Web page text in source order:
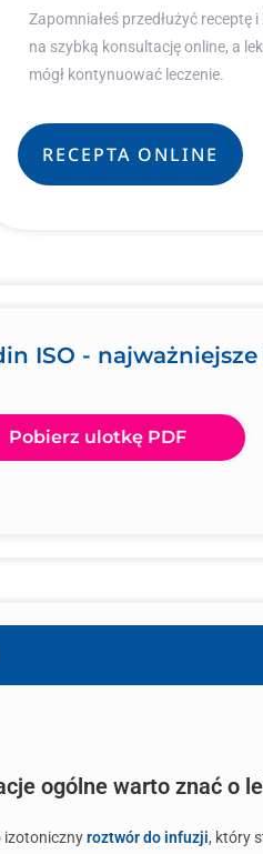
Zapomniałeś przedłużyć receptę
na szybką konsultację online, a
mógł kontynuować leczenie.
RECEPTA ONLINE
ISO -
Pobierz ulotkę PDF
ogólne warto znać o
izotonicznyroztwór do infuzji, który